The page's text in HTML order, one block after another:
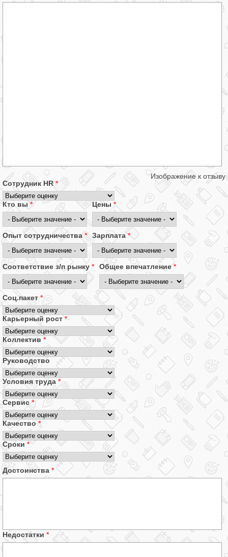
Изображение к отзыву
Сотрудник HR*
Кто вы* Цены *
Опыт сотрудничества* Зарплата*
Соответствие з/п рынку * Общее впечатление*
Соц.пакет *
Карьерный рост*
Коллектив *
Руководство
Условия труда *
Сервис*
Качество*
Сроки *
Достоинства *
Недостатки *